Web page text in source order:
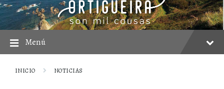
saltar
al
contenido
Saltar
a
la
navegación
principal
Saltar
al
pie
Menú
INICIO NOTICIAS